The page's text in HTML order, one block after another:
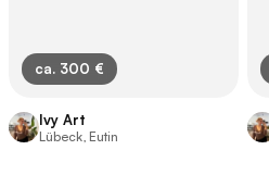
ca. 300 €
Ivy Art
Lübeck, Eutin